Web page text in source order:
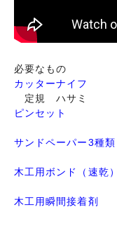
必要なもの
カッターナイフ
定規 ハサミ
ピンセット
サンドペーパー3種類
木工用ボンド（速乾）
木工用瞬間接着剤